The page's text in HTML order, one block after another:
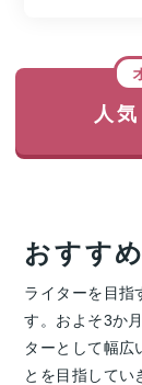
人
おすす
ライターを目指
す。およそ3か
ターとして幅広
とを目指してい